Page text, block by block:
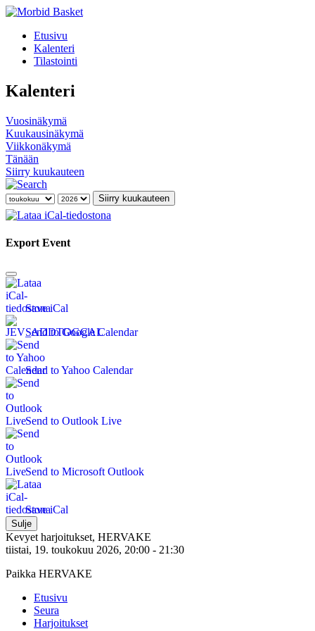
Etusivu
Kalenteri
Tilastointi
Kalenteri
Vuosinäkymä
Kuukausinäkymä
Viikkonäkymä
Tänään
Siirry kuukauteen
Siirry kuukauteen
Export Event
Save iCal
Send to Google Calendar
Send to Yahoo Calendar
Send to Outlook Live
Send to Microsoft Outlook
Save iCal
Sulje
Kevyet harjoitukset, HERVAKE
tiistai, 19. toukokuu 2026, 20:00 - 21:30
Paikka HERVAKE
Etusivu
Seura
Harjoitukset